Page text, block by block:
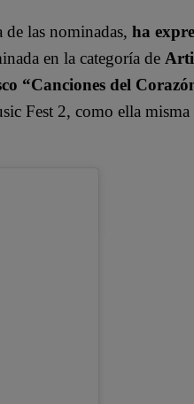
de las nominadas, ha
en la categoría de
“Canciones del
Fest 2, como ella misma